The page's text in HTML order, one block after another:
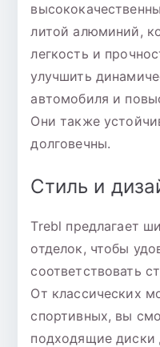
литой алюминий,
легкость и
улучшить
автомобиля и
Они также
долговечны.
Стиль и
Trebl предлагает
отделок, чтобы
соответствовать
От классических
спортивных, вы
подходящие диски